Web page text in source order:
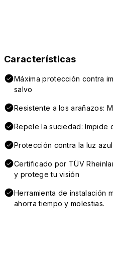
Características
Máxima protección contra
salvo
Resistente a los arañazos:
Repele la suciedad: lmpide
Protección contra la luz
Certificado por TÜV
y protege tu visión
Herramienta de instalación
ahorra tiempo y molestias.